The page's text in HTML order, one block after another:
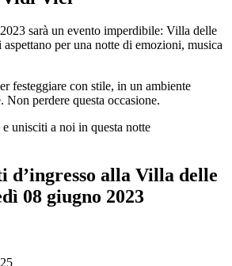
sarà un evento imperdibile: Villa delle
per una notte di emozioni, musica
festeggiare con stile, in un ambiente
Non perdere questa occasione.
unisciti a noi in questa notte
d’ingresso alla Villa delle
08 giugno 2023